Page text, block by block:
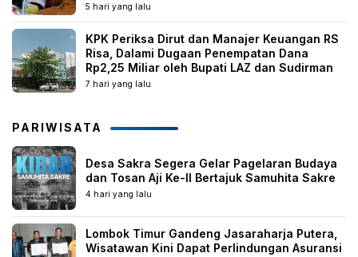
Perkawinan Anak
5 hari yang lalu
KPK Periksa Dirut dan Manajer Keuangan RS
Risa, Dalami Dugaan Penempatan Dana
Rp2,25 Miliar oleh Bupati LAZ dan Sudirman
7 hari yang lalu
PARIWISATA
Desa Sakra Segera Gelar Pagelaran Budaya
dan Tosan Aji Ke-II Bertajuk Samuhita Sakre
4 hari yang lalu
Lombok Timur Gandeng Jasaraharja Putera,
Wisatawan Kini Dapat Perlindungan Asuransi